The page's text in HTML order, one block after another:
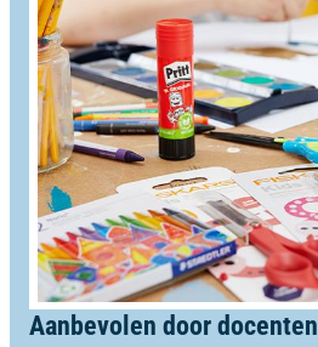
Aanbevolen door docenten